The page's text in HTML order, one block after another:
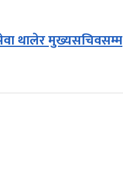
थालेर मुख्यसचिवसम्म